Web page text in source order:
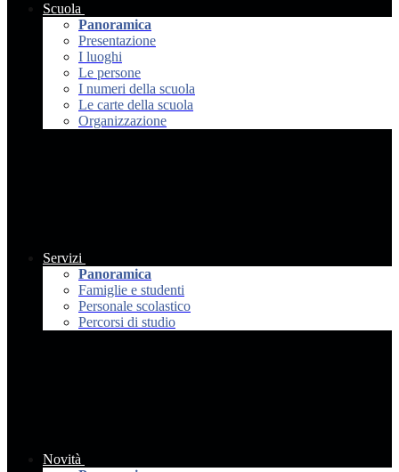
Scuola
Panoramica
Presentazione
I luoghi
Le persone
I numeri della scuola
Le carte della scuola
Organizzazione
Servizi
Panoramica
Famiglie e studenti
Personale scolastico
Percorsi di studio
Novità